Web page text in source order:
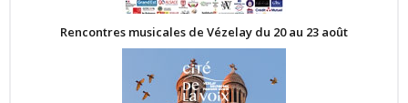
Rencontres musicales de Vézelay du 20 au 23 août